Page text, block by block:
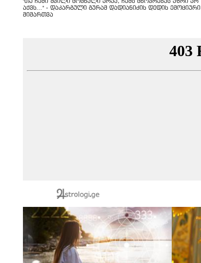
"თუ ჩემი შვილი ცოცხალი არაა, ჩემს ცხოვრებას აზრი არ
აქვს..." - დაკარგული გურამ დადიანიძის დედის ემოციური
მიმართვა